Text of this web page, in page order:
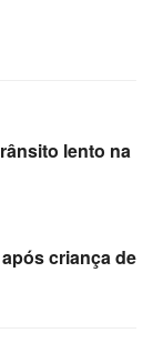
lento na
criança de